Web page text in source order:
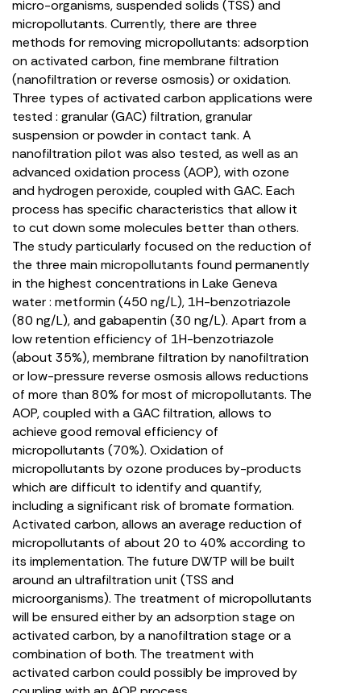
micro-organisms, suspended solids (TSS) and
micropollutants. Currently, there are three
methods for removing micropollutants: adsorption
on activated carbon, fine membrane filtration
(nanofiltration or reverse osmosis) or oxidation.
Three types of activated carbon applications were
tested : granular (GAC) filtration, granular
suspension or powder in contact tank. A
nanofiltration pilot was also tested, as well as an
advanced oxidation process (AOP), with ozone
and hydrogen peroxide, coupled with GAC. Each
process has specific characteristics that allow it
to cut down some molecules better than others.
The study particularly focused on the reduction of
the three main micropollutants found permanently
in the highest concentrations in Lake Geneva
water : metformin (450 ng/L), 1H-benzotriazole
(80 ng/L), and gabapentin (30 ng/L). Apart from a
low retention efficiency of 1H-benzotriazole
(about 35%), membrane filtration by nanofiltration
or low-pressure reverse osmosis allows reductions
of more than 80% for most of micropollutants. The
AOP, coupled with a GAC filtration, allows to
achieve good removal efficiency of
micropollutants (70%). Oxidation of
micropollutants by ozone produces by-products
which are difficult to identify and quantify,
including a significant risk of bromate formation.
Activated carbon, allows an average reduction of
micropollutants of about 20 to 40% according to
its implementation. The future DWTP will be built
around an ultrafiltration unit (TSS and
microorganisms). The treatment of micropollutants
will be ensured either by an adsorption stage on
activated carbon, by a nanofiltration stage or a
combination of both. The treatment with
activated carbon could possibly be improved by